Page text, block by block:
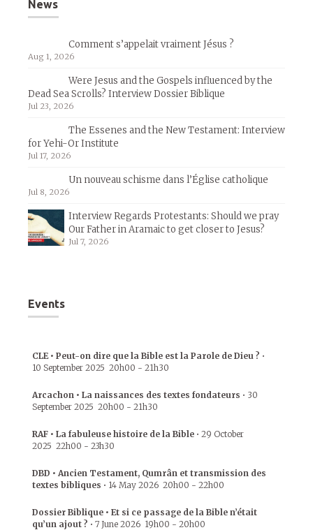
News
Comment s’appelait vraiment Jésus ?
Aug 1, 2026
Were Jesus and the Gospels influenced by the
Dead Sea Scrolls? Interview Dossier Biblique
Jul 23, 2026
The Essenes and the New Testament: Interview
for Yehi-Or Institute
Jul 17, 2026
Un nouveau schisme dans l’Église catholique
Jul 8, 2026
Interview Regards Protestants: Should we pray
Our Father in Aramaic to get closer to Jesus?
Jul 7, 2026
Events
CLE • Peut-on dire que la Bible est la Parole de Dieu ? •
10 September 2025 20h00 - 21h30
Arcachon • La naissances des textes fondateurs • 30
September 2025 20h00 - 21h30
RAF • La fabuleuse histoire de la Bible • 29 October
2025 22h00 - 23h30
DBD • Ancien Testament, Qumrân et transmission des
textes bibliques • 14 May 2026 20h00 - 22h00
Dossier Biblique • Et si ce passage de la Bible n’était
qu’un ajout ? • 7 June 2026 19h00 - 20h00